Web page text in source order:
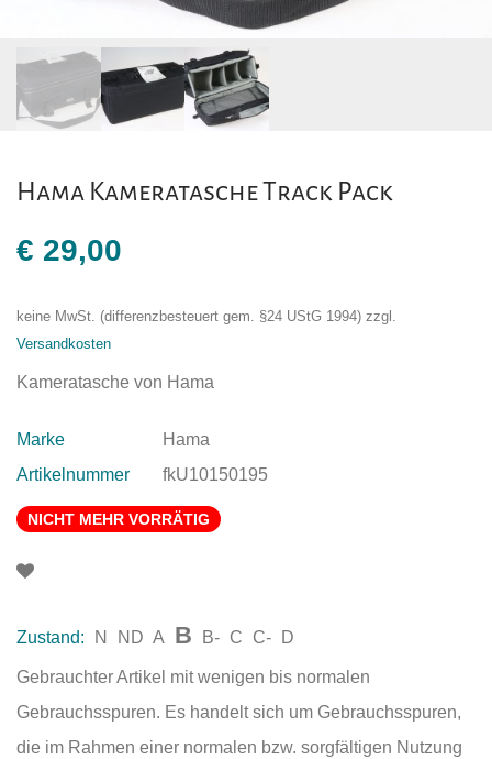
Hama Kameratasche Track Pack
€ 29,00
keine MwSt. (differenzbesteuert gem. §24 UStG 1994) zzgl.
Versandkosten
Kameratasche von Hama
Marke
Hama
Artikelnummer
fkU10150195
NICHT MEHR VORRÄTIG
Zustand: N ND A B B- C C- D
Gebrauchter Artikel mit wenigen bis normalen
Gebrauchsspuren. Es handelt sich um Gebrauchsspuren,
die im Rahmen einer normalen bzw. sorgfältigen Nutzung